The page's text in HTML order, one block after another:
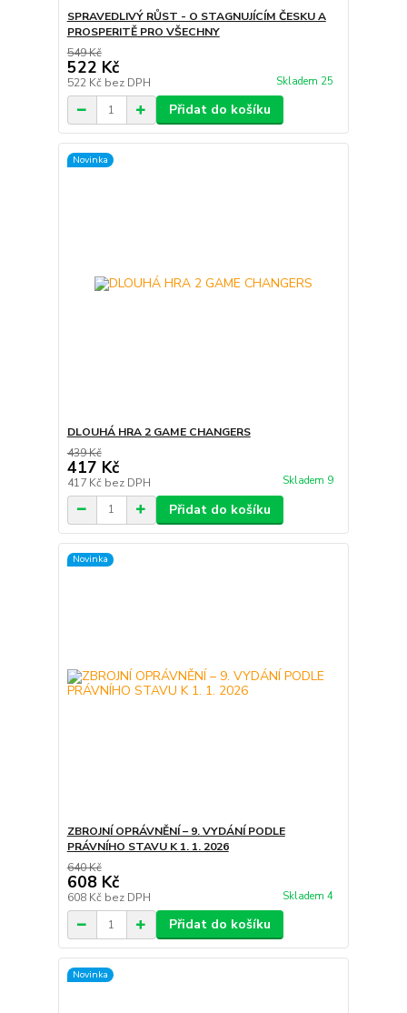
SPRAVEDLIVÝ RŮST - O STAGNUJÍCÍM ČESKU A
PROSPERITĚ PRO VŠECHNY
549 Kč
522 Kč
522 Kč bez DPH Skladem 25
Přidat do košíku
Novinka
DLOUHÁ HRA 2 GAME CHANGERS
439 Kč
417 Kč
417 Kč bez DPH Skladem 9
Přidat do košíku
Novinka
ZBROJNÍ OPRÁVNĚNÍ – 9. VYDÁNÍ PODLE
PRÁVNÍHO STAVU K 1. 1. 2026
640 Kč
608 Kč
608 Kč bez DPH Skladem 4
Přidat do košíku
Novinka